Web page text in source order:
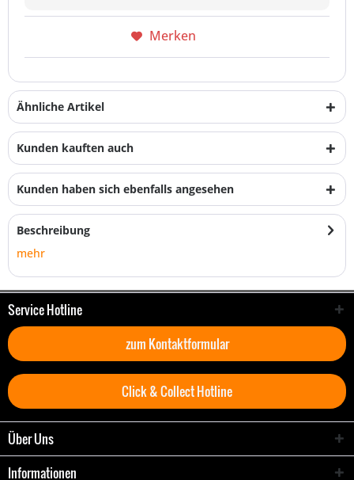
Merken
Ähnliche Artikel
Kunden kauften auch
Kunden haben sich ebenfalls angesehen
Beschreibung
mehr
Service Hotline
zum Kontaktformular
Click & Collect Hotline
Über Uns
Informationen